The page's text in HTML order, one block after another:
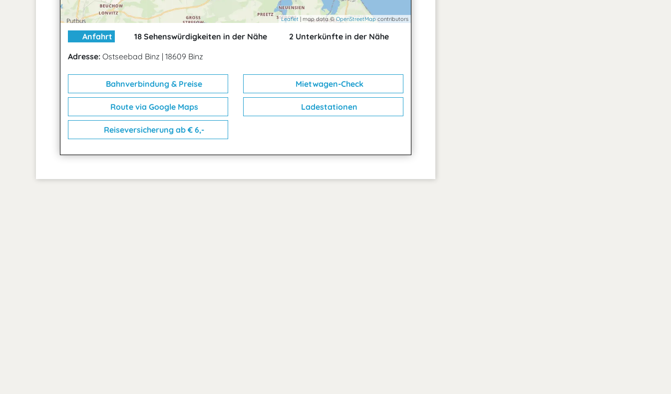
Leaflet | map data ©OpenStreetMap contributors
Anfahrt 18 Sehenswürdigkeiten in der Nähe
2 Unterkünfte in der Nähe
Adresse: Ostseebad Binz | 18609 Binz
Bahnverbindung & Preise Mietwagen-Check
Route via Google Maps Ladestationen
Reiseversicherung ab € 6,-